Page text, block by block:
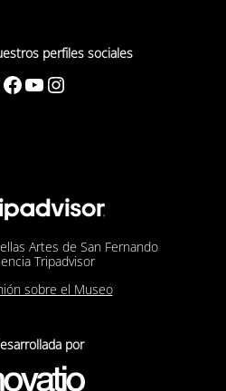
perfiles sociales
Facebook YouTube Instagram
Artes de San Fernando
Tripadvisor
sobre el Museo
por